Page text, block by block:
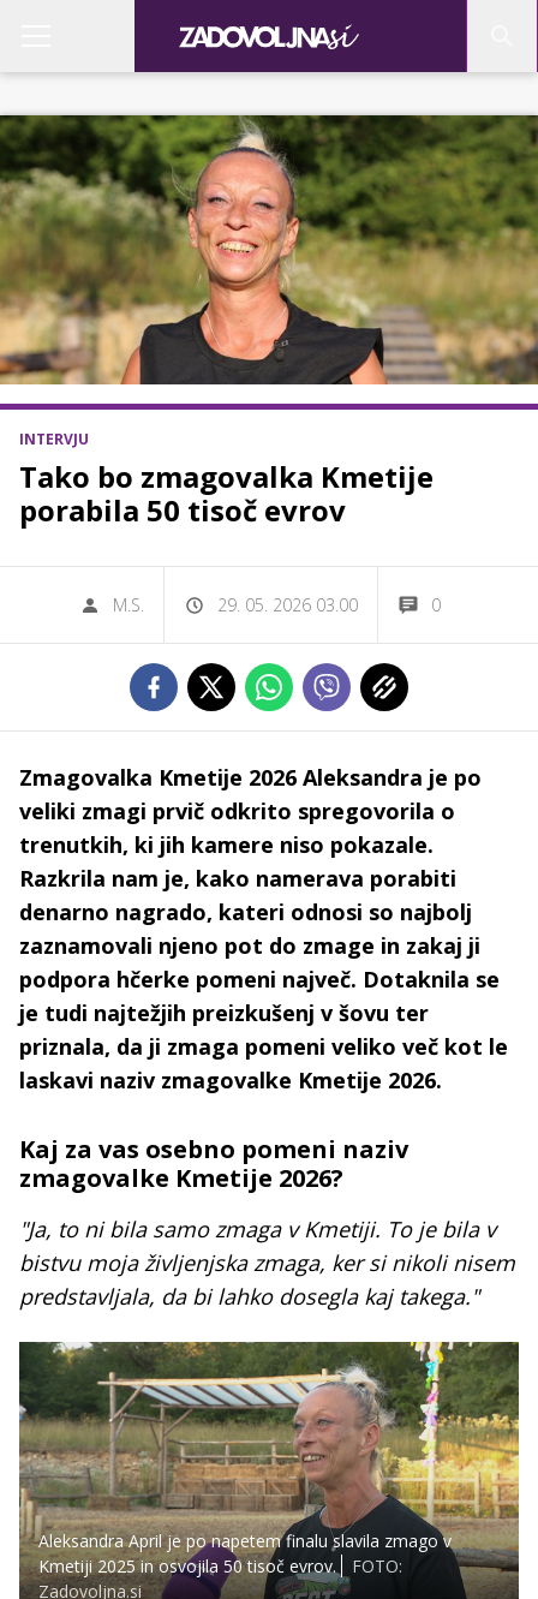
INTERVJU
Tako bo zmagovalka Kmetije
porabila 50 tisoč evrov
M.S. 29. 05. 2026 03.00 0
Zmagovalka Kmetije 2026 Aleksandra je po
veliki zmagi prvič odkrito spregovorila o
trenutkih, ki jih kamere niso pokazale.
Razkrila nam je, kako namerava porabiti
denarno nagrado, kateri odnosi so najbolj
zaznamovali njeno pot do zmage in zakaj ji
podpora hčerke pomeni največ. Dotaknila se
je tudi najtežjih preizkušenj v šovu ter
priznala, da ji zmaga pomeni veliko več kot le
laskavi naziv zmagovalke Kmetije 2026.
Kaj za vas osebno pomeni naziv
zmagovalke Kmetije 2026?
"Ja, to ni bila samo zmaga v Kmetiji. To je bila v
bistvu moja življenjska zmaga, ker si nikoli nisem
predstavljala, da bi lahko dosegla kaj takega."
Aleksandra April je po napetem finalu slavila zmago v
Kmetiji 2025 in osvojila 50 tisoč evrov.
FOTO:
Zadovoljna.si